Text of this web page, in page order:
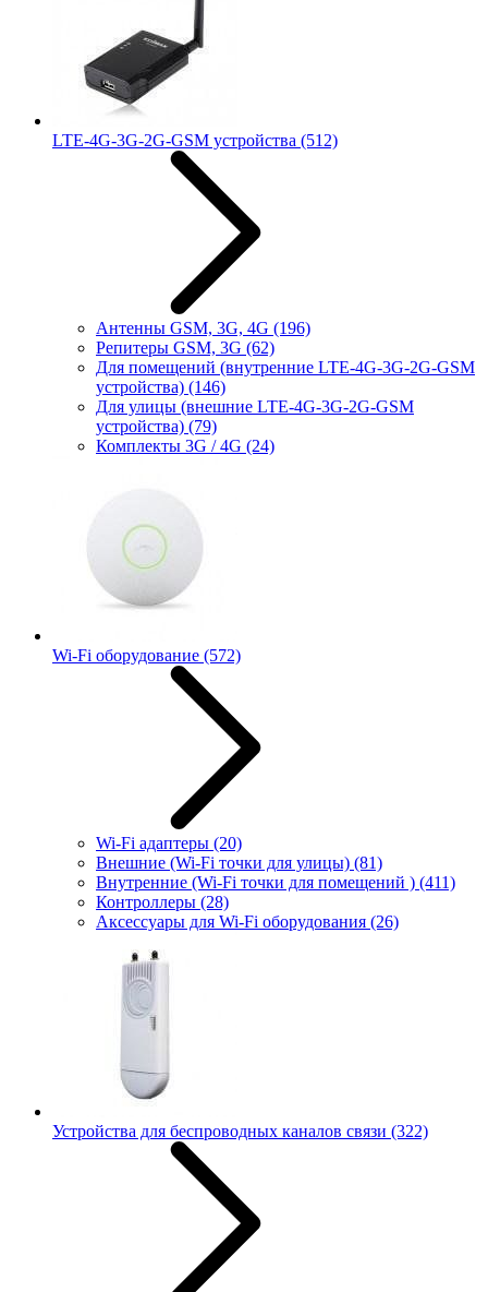
LTE-4G-3G-2G-GSM устройства (512)
Антенны GSM, 3G, 4G (196)
Репитеры GSM, 3G (62)
Для помещений (внутренние LTE-4G-3G-2G-GSM
устройства) (146)
Для улицы (внешние LTE-4G-3G-2G-GSM
устройства) (79)
Комплекты 3G / 4G (24)
Wi-Fi оборудование (572)
Wi-Fi адаптеры (20)
Внешние (Wi-Fi точки для улицы) (81)
Внутренние (Wi-Fi точки для помещений ) (411)
Контроллеры (28)
Аксессуары для Wi-Fi оборудования (26)
Устройства для беспроводных каналов связи (322)